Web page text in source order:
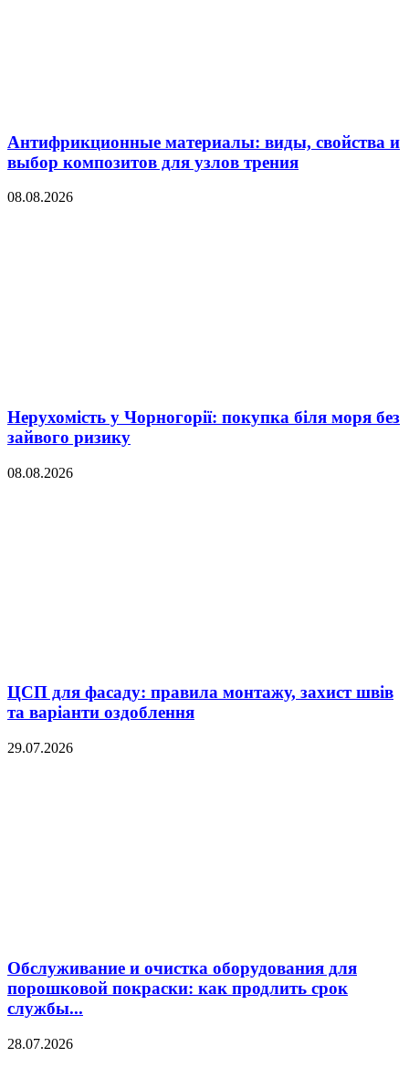
Антифрикционные материалы: виды, свойства и
выбор композитов для узлов трения
08.08.2026
Нерухомість у Чорногорії: покупка біля моря без
зайвого ризику
08.08.2026
ЦСП для фасаду: правила монтажу, захист швів
та варіанти оздоблення
29.07.2026
Обслуживание и очистка оборудования для
порошковой покраски: как продлить срок
службы...
28.07.2026